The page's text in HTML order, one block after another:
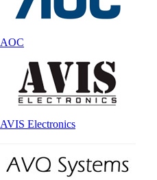
AOC
AVIS Electronics